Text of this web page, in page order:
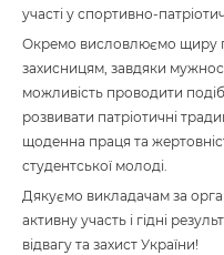
участі у спортивно-
Окремо висловлюємо щиру
захисницям, завдяки
можливість проводити
розвивати патріотичні
щоденна праця та
студентської молоді.
Дякуємо викладачам за
активну участь і гідні
відвагу та захист України!